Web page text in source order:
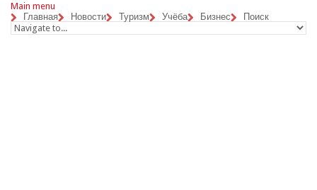
Main menu
Главная
Новости Туризм Учёба Бизнес Поиск